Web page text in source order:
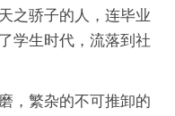
之骄子的人，连毕业
学生时代，流落到社
，繁杂的不可推卸的